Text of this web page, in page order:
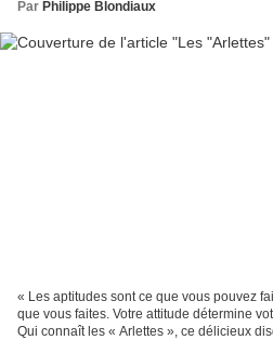
Par Philippe Blondiaux
« Les aptitudes sont ce que vous pouvez
que vous faites. Votre attitude détermine
Qui connaît les « Arlettes », ce délicieux